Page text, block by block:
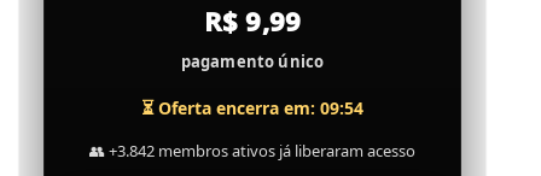
R$ 9,99
pagamento único
⏳ Oferta encerra em: 09:53
👥+3.842 membros ativos já liberaram acesso